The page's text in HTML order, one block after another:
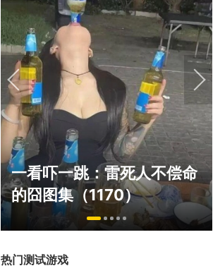
一看吓一跳：雷死人不偿命
的囧图集（1170）
热门测试游戏